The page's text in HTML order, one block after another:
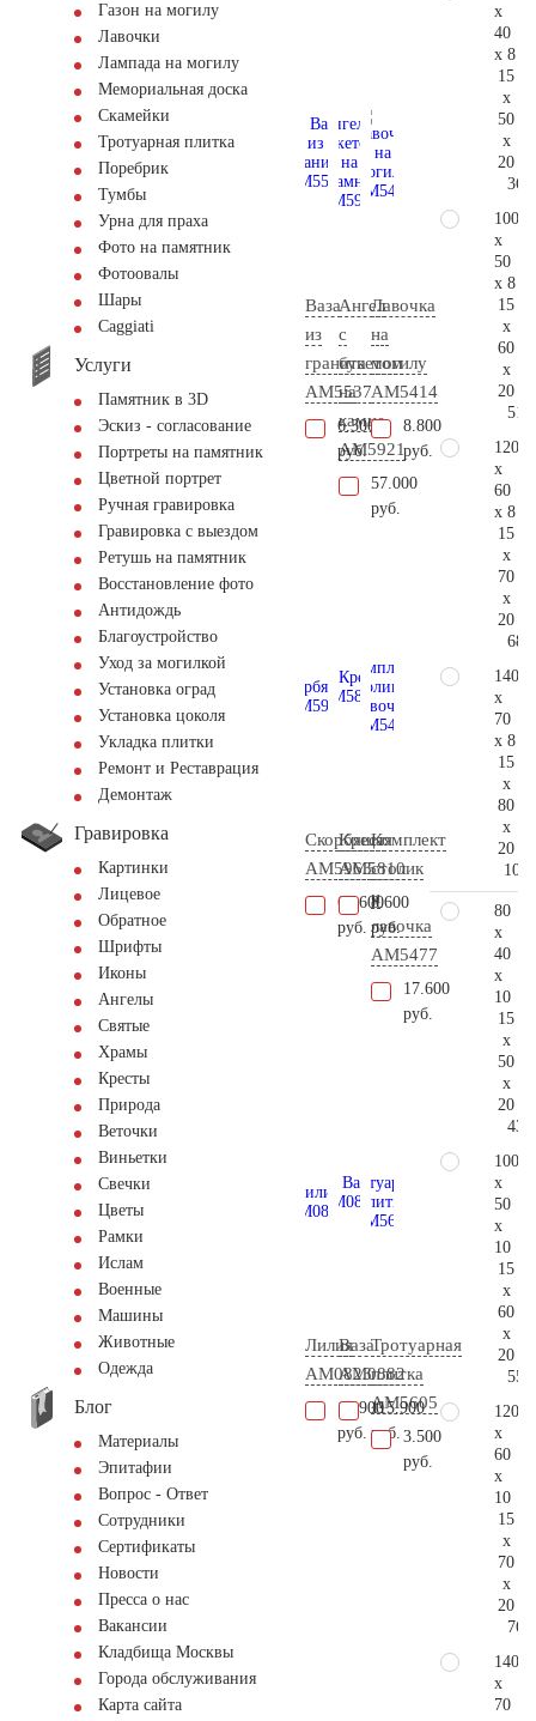
Газон на могилу
Лавочки
Лампада на могилу
Мемориальная доска
Скамейки
Тротуарная плитка
Поребрик
Тумбы
Урна для праха
Фото на памятник
Фотоовалы
Шары
Сaggiati
Услуги
Памятник в 3D
Эскиз - согласование
Портреты на памятник
Цветной портрет
Ручная гравировка
Гравировка с выездом
Ретушь на памятник
Восстановление фото
Антидождь
Благоустройство
Уход за могилкой
Установка оград
Установка цоколя
Укладка плитки
Ремонт и Реставрация
Демонтаж
Гравировка
Картинки
Лицевое
Обратное
Шрифты
Иконы
Ангелы
Святые
Храмы
Кресты
Природа
Веточки
Виньетки
Свечки
Цветы
Рамки
Ислам
Военные
Машины
Животные
Одежда
Блог
Материалы
Эпитафии
Вопрос - Ответ
Сотрудники
Сертификаты
Новости
Пресса о нас
Вакансии
Кладбища Москвы
Города обслуживания
Карта сайта
Ваза
из
гранита
AM5537
6.300
руб.
Ангел
с
букетом
на
камне
AM5921
57.000
руб.
Лавочка
на
могилу
AM5414
8.800
руб.
Скорбящая
AM5963
63.600
руб.
Крест
AM5810
8.600
руб.
Комплект
столик
и
лавочка
АМ5477
17.600
руб.
Лилия
AM0823
13.900
руб.
Ваза
AM0882
115.900
руб.
Тротуарная
плитка
AM5605
3.500
руб.
x
40
x 8
15
x
50
x
20
100
x
50
x 8
15
x
60
x
20
120
x
60
x 8
15
x
70
x
20
140
x
70
x 8
15
x
80
x
20
80
x
40
x
10
15
x
50
x
20
100
x
50
x
10
15
x
60
x
20
120
x
60
x
10
15
x
70
x
20
140
x
70